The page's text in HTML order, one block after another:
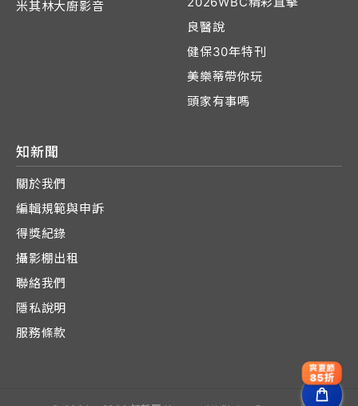
米其林大廚影音
良醫說
健保30年特刊
美樂蒂帶你玩
頭家有事嗎
知新聞
關於我們
編輯規範與申訴
得獎紀錄
攝影棚出租
聯絡我們
隱私說明
服務條款
爽夏節
85折